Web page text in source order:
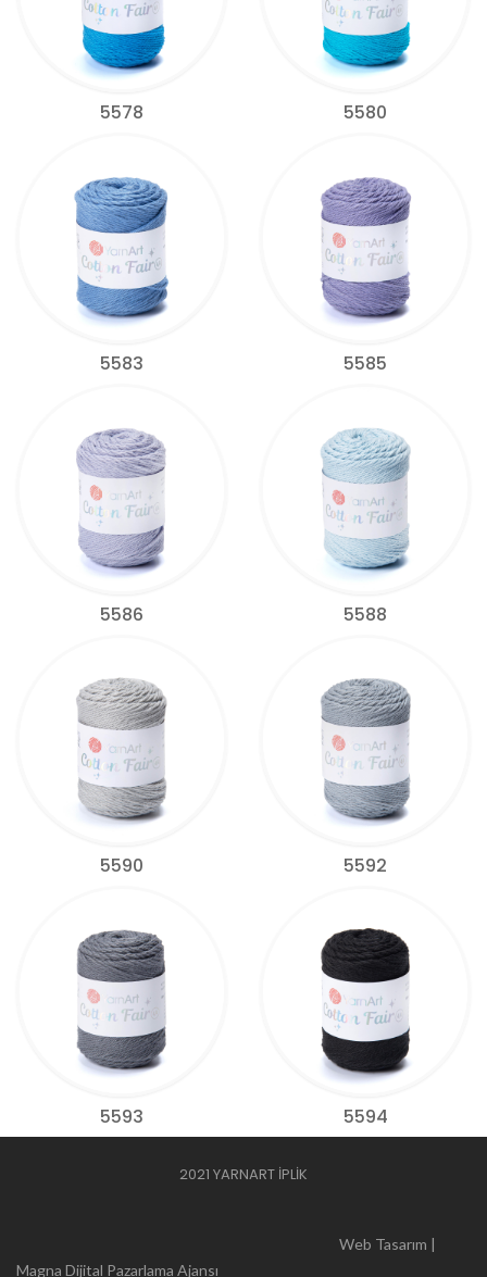
5578 5580
5583 5585
5586 5588
5590 5592
5593 5594
2021 YARNART İPLİK
Web Tasarım |
Magna Dijital Pazarlama Ajansı